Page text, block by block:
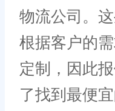
物流公司。
根据客户的
定制，因此
了找到最便